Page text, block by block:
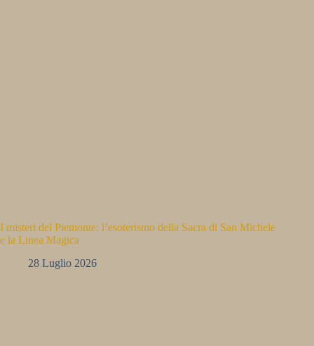
I misteri del Piemonte: l’esoterismo della Sacra di San Michele
e la Linea Magica
28 Luglio 2026